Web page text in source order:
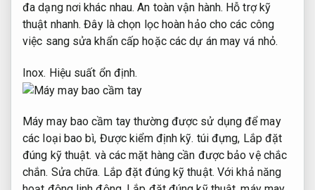
đa dạng nơi khác nhau.An toàn vận hành. Hỗ trợ kỹ
thuật nhanh. Đây là chọn lọc hoàn hảo cho các công
việc sang sửa khẩn cấp hoặc các dự án may vá nhỏ.
Inox. Hiệu suất ổn định.
Máy may bao cầm tay thường được sử dụng để may
các loại bao bì, Được kiểm định kỹ. túi đựng, Lắp đặt
đúng kỹ thuật. và các mặt hàng cần được bảo vệ chắc
chắn. Sửa chữa. Lắp đặt đúng kỹ thuật. Với khả năng